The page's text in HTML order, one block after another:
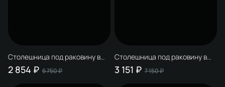
Столешница под раковину в
ванную STWORKI Монтре 80
белая, МДФ, с отверстием по
2 854 ₽ 6 750 ₽
Столешница под раковину в
ванную STWORKI Монтре 100
белая, МДФ, с отверстием
3 151 ₽ 7 150 ₽